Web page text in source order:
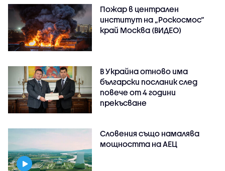
Пожар в централен
институт на „Роскосмос“
край Москва (ВИДЕО)
В Украйна отново има
български посланик след
повече от 4 години
прекъсване
Словения също намалява
мощността на АЕЦ